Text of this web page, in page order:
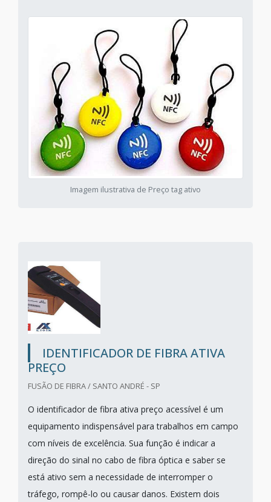
Imagem ilustrativa de Preço tag ativo
IDENTIFICADOR DE FIBRA ATIVA
PREÇO
FUSÃO DE FIBRA / SANTO ANDRÉ - SP
O identificador de fibra ativa preço acessível é um
equipamento indispensável para trabalhos em campo
com níveis de excelência. Sua função é indicar a
direção do sinal no cabo de fibra óptica e saber se
está ativo sem a necessidade de interromper o
tráfego, rompê-lo ou causar danos. Existem dois